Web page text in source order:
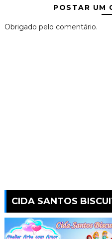
POSTAR UM
Obrigado pelo comentário.
CIDA SANTOS